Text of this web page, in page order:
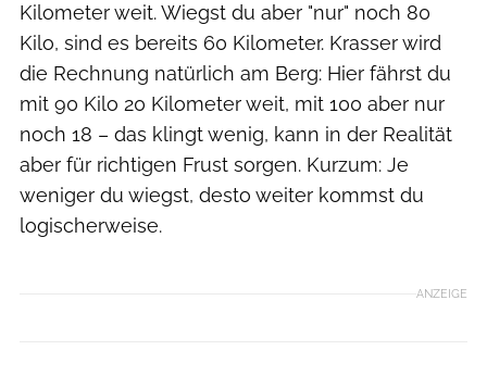
Kilometer weit. Wiegst du aber "nur" noch 80
Kilo, sind es bereits 60 Kilometer. Krasser wird
die Rechnung natürlich am Berg: Hier fährst du
mit 90 Kilo 20 Kilometer weit, mit 100 aber nur
noch 18 – das klingt wenig, kann in der Realität
aber für richtigen Frust sorgen. Kurzum: Je
weniger du wiegst, desto weiter kommst du
logischerweise.
ANZEIGE